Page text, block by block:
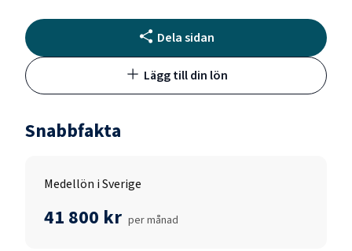
Dela sidan
Lägg till din lön
Snabbfakta
Medellön i Sverige
41 800 kr per månad